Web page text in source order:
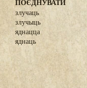
ПОЄДНУВАТИ
злучаць
злучыць
яднацца
яднаць